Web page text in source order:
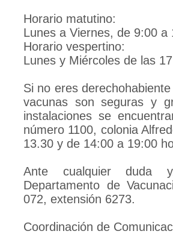
Horario matutino:
Lunes a Viernes, de 9:00 a
Horario vespertino:
Lunes y Miércoles de las
Si no eres
vacunas son seguras y
instalaciones se
número 1100, colonia
13.30 y de 14:00 a 19:00
Ante cualquier duda
Departamento de
072, extensión 6273.
Coordinación de